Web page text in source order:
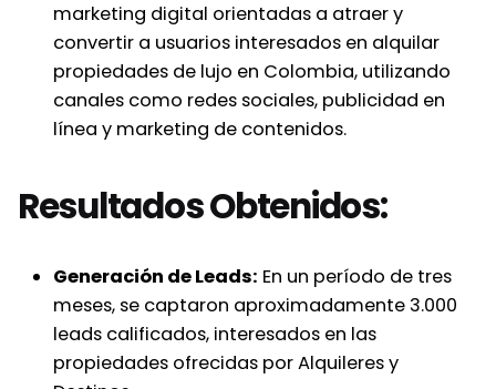
marketing digital orientadas a atraer y
convertir a usuarios interesados en alquilar
propiedades de lujo en Colombia, utilizando
canales como redes sociales, publicidad en
línea y marketing de contenidos.
Resultados Obtenidos:
Generación de Leads: En un período de tres
meses, se captaron aproximadamente 3.000
leads calificados, interesados en las
propiedades ofrecidas por Alquileres y